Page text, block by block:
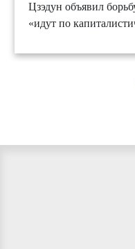
Цзэдун объявил
«идут по